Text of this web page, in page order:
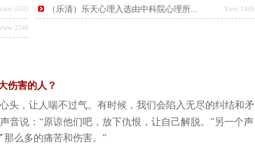
View:1369
（乐清）乐天心理入选由中科院心理所...
伤害的人？
头，让人喘不过气。有时候，我们会陷入无尽的纠结和矛
音说： “原谅他们吧，放下仇恨，让自己解脱。”另一个声
么多的痛苦和伤害。”